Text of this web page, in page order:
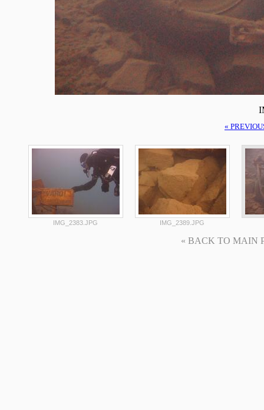
«
IMG_2383.JPG IMG_2389.JPG
« BACK TO MAIN